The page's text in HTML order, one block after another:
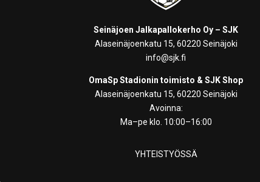
Seinäjoen Jalkapallokerho Oy – SJK
Alaseinäjoenkatu 15, 60220 Seinäjoki
info@sjk.fi
OmaSp Stadionin toimisto & SJK Shop
Alaseinäjoenkatu 15, 60220 Seinäjoki
Avoinna:
Ma–pe klo. 10:00–16:00
YHTEISTYÖSSÄ